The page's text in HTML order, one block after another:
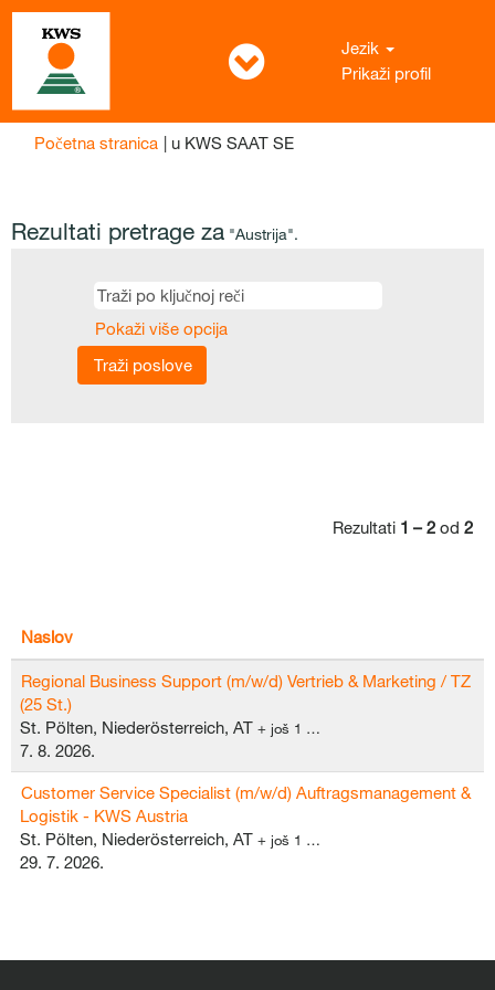
Jezik
Prikaži profil
Početna stranica | u KWS SAAT SE(trenutna
Rezultati pretrage za "Austrija".
Pokaži više opcija
Rezultati 1 – 2 od 2
Naslov
Regional Business Support (m/w/d) Vertrieb & Marketing / TZ
(25 St.)
St. Pölten, Niederösterreich, AT + još 1 …
7. 8. 2026.
Customer Service Specialist (m/w/d) Auftragsmanagement &
Logistik - KWS Austria
St. Pölten, Niederösterreich, AT + još 1 …
29. 7. 2026.